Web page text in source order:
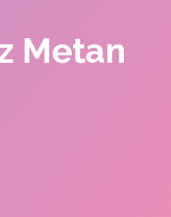
Metan